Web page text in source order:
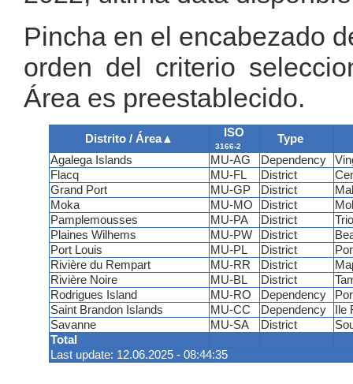
Pincha en el encabezado
orden del criterio
Área es preestablecido.
Distrito / Área▲ ISO
3166-2
Type
Total
Last update: 12.06.2025 - 08:44:35
Agalega Islands MU-AG Dependency
Flacq
MU-FL District
Grand Port
MU-GP District
Moka
MU-MO District
Pamplemousses
MU-PA District
Plaines Wilhems
MU-PW District
Port Louis
MU-PL District
Rivière du Rempart
MU-RR District
Rivière Noire
MU-BL District
Rodrigues Island
MU-RO Dependency
Saint Brandon Islands
MU-CC Dependency
Savanne
MU-SA District